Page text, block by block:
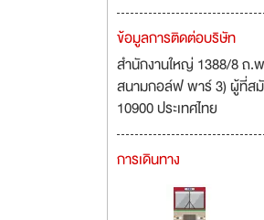
ข้อมูลการติดต่อบริษัท
สำนักงานใหญ่ 1388/8 ถ.
สนามกอล์ฟ พาร์ 3) ผู้ที่สมั
10900 ประเทศไทย
การเดินทาง